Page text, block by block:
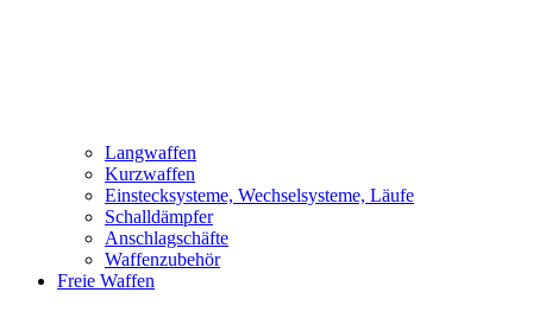
Langwaffen
Kurzwaffen
Einstecksysteme, Wechselsysteme, Läufe
Schalldämpfer
Anschlagschäfte
Waffenzubehör
Freie Waffen